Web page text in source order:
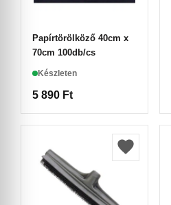
Papírtörölköző 40cm x
70cm 100db/cs
Készleten
5 890 Ft